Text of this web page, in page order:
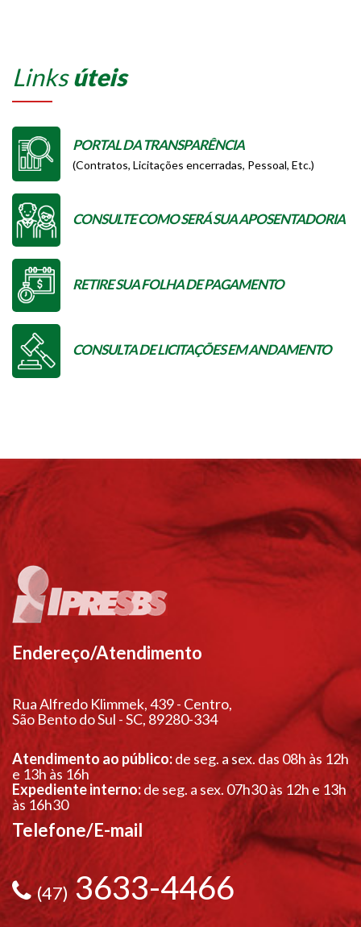
Linksúteis
PORTAL DA TRANSPARÊNCIA
(Contratos, Licitações encerradas, Pessoal, Etc.)
CONSULTE COMO SERÁ SUA APOSENTADORIA
RETIRE SUA FOLHA DE PAGAMENTO
CONSULTA DE LICITAÇÕES EM ANDAMENTO
Endereço/Atendimento
Rua Alfredo Klimmek, 439 - Centro,
São Bento do Sul - SC, 89280-334
Atendimento ao público:de seg. a sex. das 08h às 12h
e 13h às 16h
Expediente interno:de seg. a sex. 07h30 às 12h e 13h
às 16h30
Telefone/E-mail
(47) 3633-4466